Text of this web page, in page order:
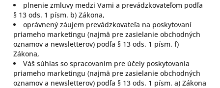
plnenie zmluvy medzi Vami a prevádzkovateľom podľa
§ 13 ods. 1 písm. b) Zákona,
oprávnený záujem prevádzkovateľa na poskytovaní
priameho marketingu (najmä pre zasielanie obchodných
oznamov a newsletterov) podľa § 13 ods. 1 písm. f)
Zákona,
Váš súhlas so spracovaním pre účely poskytovania
priameho marketingu (najmä pre zasielanie obchodných
oznamov a newsletterov) podľa § 13 ods. 1 písm. a) Zákona